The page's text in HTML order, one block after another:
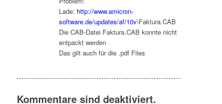
Lade: http://www.amicron-
software.de/updates/af/10v\Faktura.CAB
Die CAB-Datei Faktura.CAB konnte nicht
entpackt werden
Das gilt auch für die .pdf Files
Kommentare sind deaktiviert.